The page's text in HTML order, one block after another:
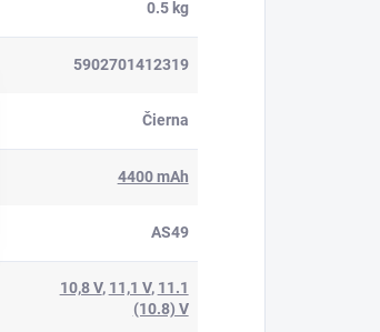
0.5 kg
5902701412319
Čierna
4400 mAh
AS49
10,8 V, 11,1 V, 11.1
(10.8) V